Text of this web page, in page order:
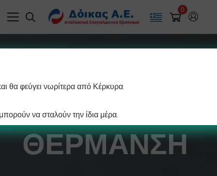
0
ΨΥΞΗ-
ΘΕΡΜΑΝΣΗ
θα φεύγει νωρίτερα από Κέρκυρα.
να σταλούν την ίδια μέρα.